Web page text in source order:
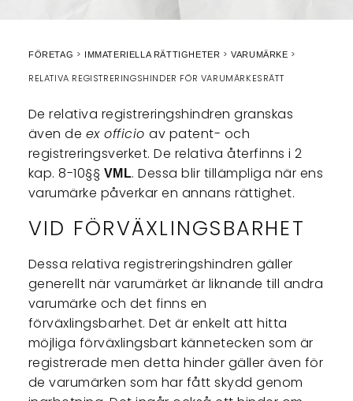
FÖRETAG IMMATERIELLA RÄTTIGHETER VARUMÄRKE
RELATIVA REGISTRERINGSHINDER FÖR VARUMÄRKESRÄTT
De relativa registreringshindren granskas
även de ex officioav patent- och
registreringsverket. De relativa återfinns i 2
kap. 8-10§§ VML. Dessa blir tillämpliga när ens
varumärke påverkar en annans rättighet.
VID FÖRVÄXLINGSBARHET
Dessa relativa registreringshindren gäller
generellt när varumärket är liknande till andra
varumärke och det finns en
förväxlingsbarhet. Det är enkelt att hitta
möjliga förväxlingsbart kännetecken som är
registrerade men detta hinder gäller även för
de varumärken som har fått skydd genom